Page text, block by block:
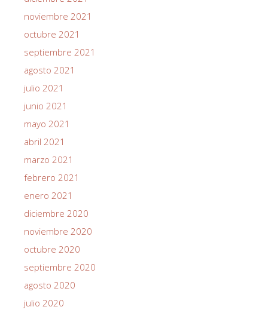
noviembre 2021
octubre 2021
septiembre 2021
agosto 2021
julio 2021
junio 2021
mayo 2021
abril 2021
marzo 2021
febrero 2021
enero 2021
diciembre 2020
noviembre 2020
octubre 2020
septiembre 2020
agosto 2020
julio 2020